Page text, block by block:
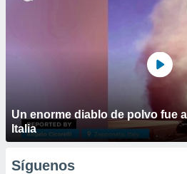
Un enorme diablo de polvo fue
Italia
Síguenos